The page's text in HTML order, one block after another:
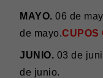
MAYO. 06 de
de mayo.CUPOS
JUNIO. 03 de
de junio.